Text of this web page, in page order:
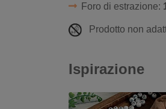
Foro di estrazione:
Prodotto non
Ispirazione